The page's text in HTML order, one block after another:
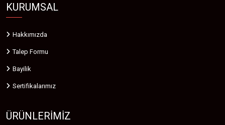
KURUMSAL
Hakkımızda
Talep Formu
Bayilik
Sertifikalarımız
ÜRÜNLERIMIZ